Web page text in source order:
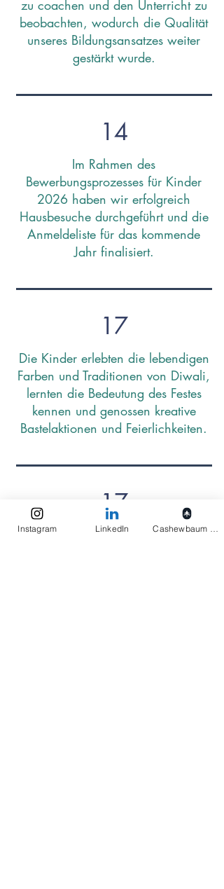
zu coachen und den Unterricht zu
beobachten, wodurch die Qualität
unseres Bildungsansatzes weiter
gestärkt wurde.
14
Im Rahmen des
Bewerbungsprozesses für Kinder
2026 haben wir erfolgreich
Hausbesuche durchgeführt und die
Anmeldeliste für das kommende
Jahr finalisiert.
17
Die Kinder erlebten die lebendigen
Farben und Traditionen von Diwali,
lernten die Bedeutung des Festes
kennen und genossen kreative
Bastelaktionen und Feierlichkeiten.
17
Wir haben stolz unsere
Instagram LinkedIn